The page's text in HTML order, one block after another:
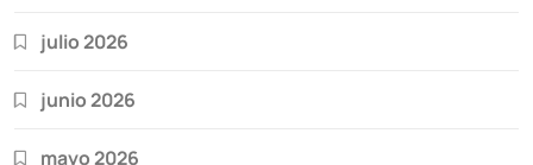
julio 2026
junio 2026
mayo 2026